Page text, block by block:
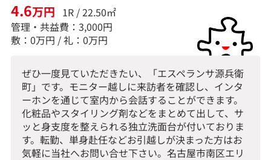
4.6万円
1R / 22.50㎡
管理・共益費：3,000円
敷：0万円 / 礼：0万円
ぜひ一度見ていただきたい、「エスペランサ源兵衛
町」です。モニター越しに来訪者を確認し、インタ
ーホンを通じて室内から会話することができます。
化粧品やスタイリング剤などをまとめて出して、サ
ッと身支度を整えられる独立洗面台が付いておりま
す。転勤、単身赴任などお引越しが決まった方はお
気軽に当社へお問い合せ下さい。名古屋市南区エリ